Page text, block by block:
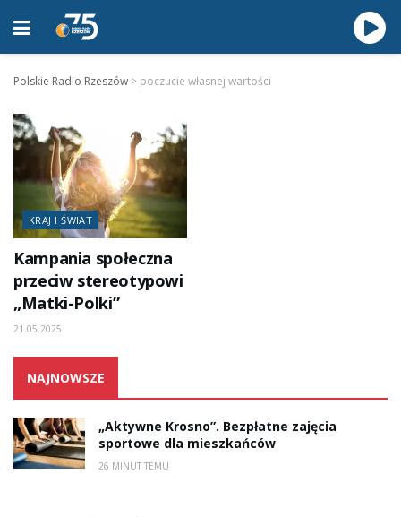
Polskie Radio Rzeszów > poczucie własnej wartości
KRAJ I ŚWIAT
Kampania społeczna
przeciw stereotypowi
„Matki-Polki”
21.05.2025
NAJNOWSZE
„Aktywne Krosno”. Bezpłatne zajęcia
sportowe dla mieszkańców
26 MINUT TEMU